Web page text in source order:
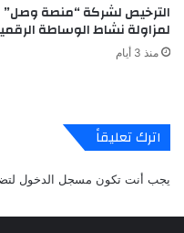
الترخيص لشركة “منصة وصل”
لمزاولة نشاط الوساطة
منذ 3 أيام
اترك تعليقاً
يجب أنت تكون مسجل الدخول